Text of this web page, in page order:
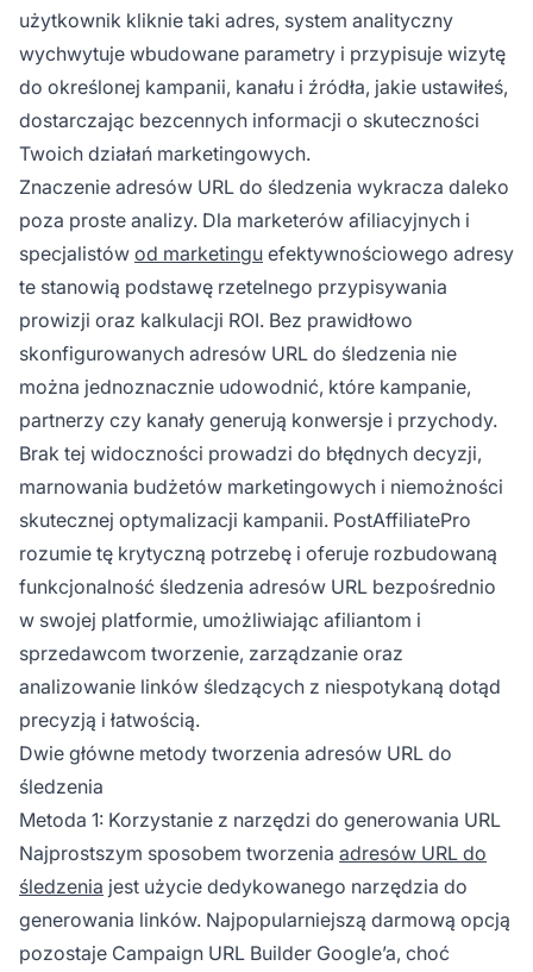
użytkownik kliknie taki adres, system analityczny
wychwytuje wbudowane parametry i przypisuje wizytę
do określonej kampanii, kanału i źródła, jakie ustawiłeś,
dostarczając bezcennych informacji o skuteczności
Twoich działań marketingowych.
Znaczenie adresów URL do śledzenia wykracza daleko
poza proste analizy. Dla marketerów afiliacyjnych i
specjalistów od marketingu efektywnościowego adresy
te stanowią podstawę rzetelnego przypisywania
prowizji oraz kalkulacji ROI. Bez prawidłowo
skonfigurowanych adresów URL do śledzenia nie
można jednoznacznie udowodnić, które kampanie,
partnerzy czy kanały generują konwersje i przychody.
Brak tej widoczności prowadzi do błędnych decyzji,
marnowania budżetów marketingowych i niemożności
skutecznej optymalizacji kampanii. PostAffiliatePro
rozumie tę krytyczną potrzebę i oferuje rozbudowaną
funkcjonalność śledzenia adresów URL bezpośrednio
w swojej platformie, umożliwiając afiliantom i
sprzedawcom tworzenie, zarządzanie oraz
analizowanie linków śledzących z niespotykaną dotąd
precyzją i łatwością.
Dwie główne metody tworzenia adresów URL do
śledzenia
Metoda 1: Korzystanie z narzędzi do generowania URL
Najprostszym sposobem tworzenia adresów URL do
śledzenia jest użycie dedykowanego narzędzia do
generowania linków. Najpopularniejszą darmową opcją
pozostaje Campaign URL Builder Google’a, choć